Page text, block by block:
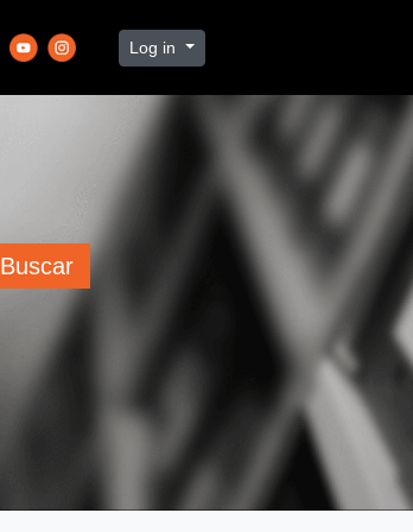
Log in
Buscar